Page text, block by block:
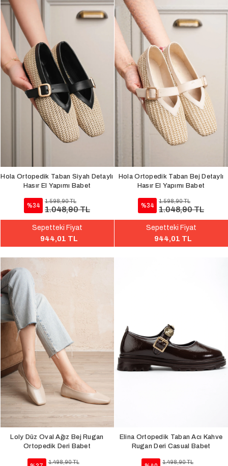
Hola Ortopedik Taban Siyah Detaylı
Hasır El Yapımı Babet
%34
1.598,90 TL
1.048,90 TL
Sepetteki Fiyat
944,01 TL
Hola Ortopedik Taban Bej Detaylı
Hasır El Yapımı Babet
%34
1.598,90 TL
1.048,90 TL
Sepetteki Fiyat
944,01 TL
Loly Düz Oval Ağız Bej Rugan
Ortopedik Deri Babet
1.498,90 TL
Elina Ortopedik Taban Acı Kahve
Rugan Deri Casual Babet
1.498,90 TL